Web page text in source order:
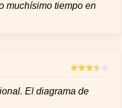
muchísimo tiempo en
El diagrama de